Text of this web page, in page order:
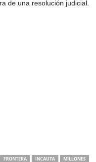
de una resolución judicial.
FRONTERA INCAUTA MILLONES